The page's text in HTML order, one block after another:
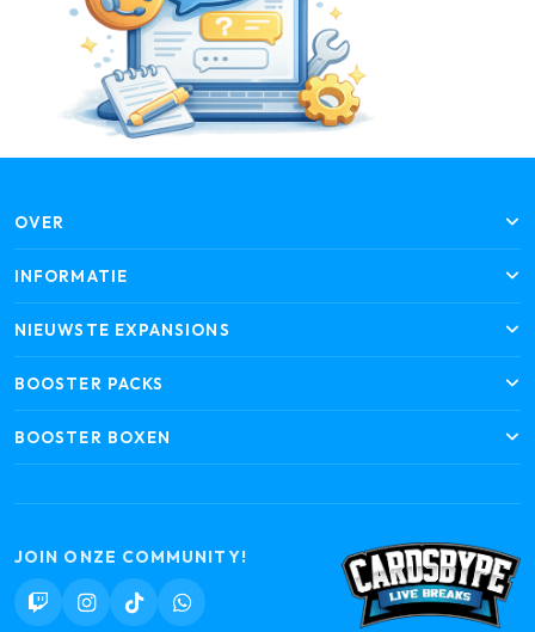
OVER
INFORMATIE
NIEUWSTE EXPANSIONS
BOOSTER PACKS
BOOSTER BOXEN
JOIN ONZE COMMUNITY!